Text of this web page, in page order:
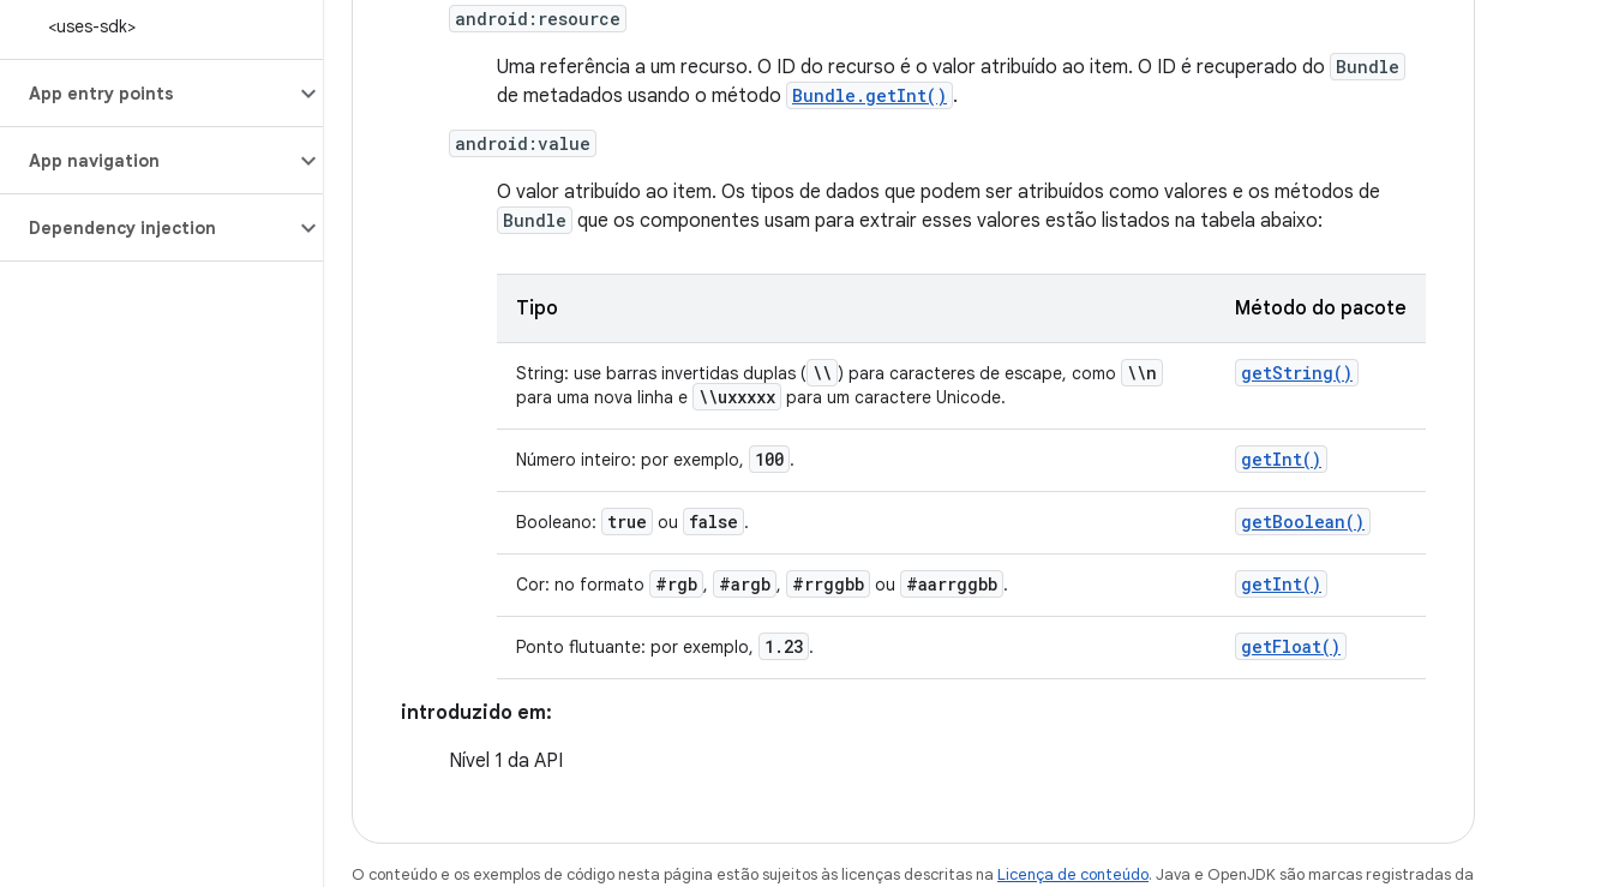
<uses-sdk>
App entry points
App navigation
Dependency injection
android:resource
Uma referência a um recurso. O ID do recurso é o valor atribuído ao item. O ID é recuperado do Bundle
de metadados usando o método Bundle.getInt() .
android:value
O valor atribuído ao item. Os tipos de dados que podem ser atribuídos como valores e os métodos de
Bundle que os componentes usam para extrair esses valores estão listados na tabela abaixo:
Tipo Método do pacote
String: use barras invertidas duplas ( \\ ) para caracteres de escape, como \\n
para uma nova linha e \\uxxxxx para um caractere Unicode.
getString( )
Número inteiro: por exemplo, 100 . getInt( )
Booleano: true ou false . getBoolean( )
Cor: no formato #rgb , #argb , #rrggbb ou #aarrggbb . getInt( )
Ponto flutuante: por exemplo, 1 . 23 . getFloat( )
introduzido em:
Nível 1 da API
O conteúdo e os exemplos de código nesta página estão sujeitos às licenças descritas na Licença de conteúdo. Java e OpenJDK são marcas registradas da